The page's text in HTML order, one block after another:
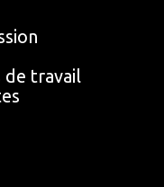
de travail